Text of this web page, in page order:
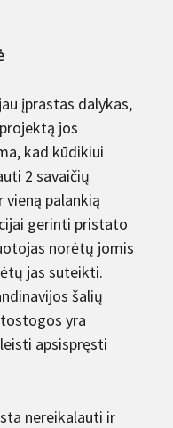
įprastas dalykas,
jos
kad kūdikiui
2 savaičių
palankią
gerinti pristato
norėtų jomis
jas suteikti.
šalių
yra
apsispręsti
nereikalauti ir